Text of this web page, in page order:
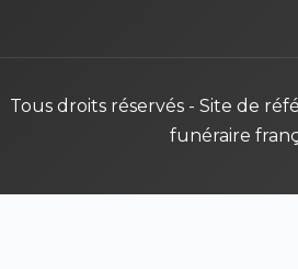
Tous droits réservés - Site de
funéraire